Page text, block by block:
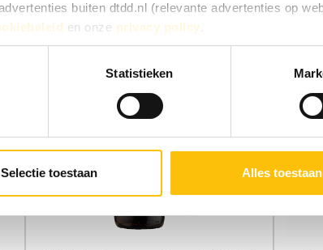
buiten dtdd.nl (relevante advertenties op
en onze privacy policy
voor ‘Alles toestaan’. Via ‘Selectie toestaan’ kun je
achteraf altijd aanpassen of intrekken via het
Statistieken
Selectie toestaan Alles toestaan